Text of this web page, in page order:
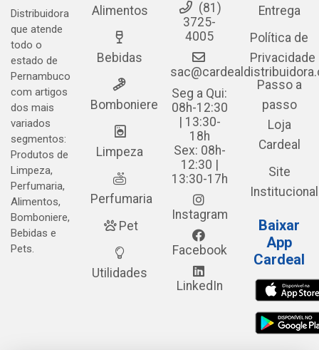
Distribuidora
que atende
todo o
estado de
Pernambuco
com artigos
dos mais
variados
segmentos:
Produtos de
Limpeza,
Perfumaria,
Alimentos,
Bomboniere,
Bebidas e
Pets.
Alimentos
Bebidas
Bomboniere
Limpeza
Perfumaria
Pet
Utilidades
(81)
3725-
4005
Seg a Qui:
08h-12:30
| 13:30-
18h
Sex: 08h-
12:30 |
13:30-17h
Instagram
Facebook
LinkedIn
Entrega
Política de
Privacidade
Passo a
passo
Loja
Cardeal
Site
Institucional
Baixar
App
Cardeal